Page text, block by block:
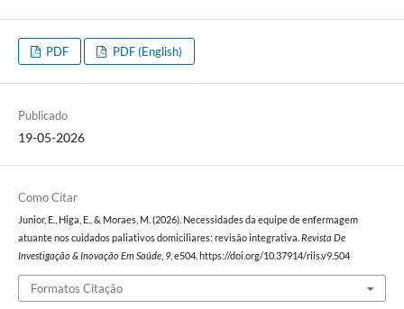
PDF PDF (English)
Publicado
19-05-2026
Como Citar
Junior, E., Higa, E., & Moraes, M. (2026). Necessidades da equipe de enfermagem
atuante nos cuidados paliativos domiciliares: revisão integrativa. Revista De
Investigação & Inovação Em Saúde, 9, e504. https://doi.org/10.37914/riis.v9.504
Formatos Citação